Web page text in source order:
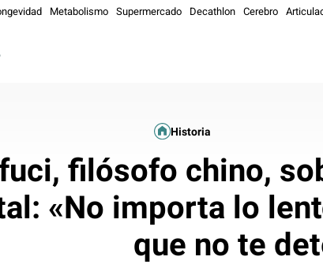
Metabolismo Supermercado Decathlon Cerebro
Historia
filósofo chino,
«No importa lo
que no te